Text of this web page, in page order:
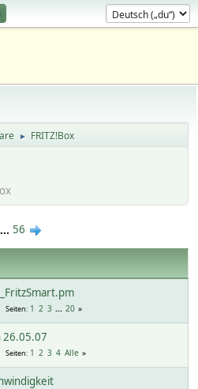
► FRITZ!Box
... 56
Seiten 1 2 3 ... 20
26.05.07
Seiten 1 2 3 4 Alle